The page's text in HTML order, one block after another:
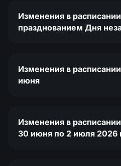
Изменения в
празднованием Дня
Изменения в
июня
Изменения в
30 июня по 2 июля 2026